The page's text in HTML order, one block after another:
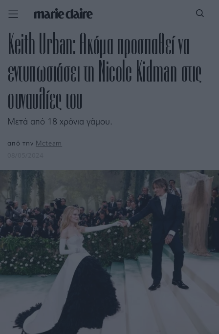
Keith Urban: Ακόμα προσπαθεί να
εντυπωσιάσει τη Nicole Kidman στις
συναυλίες του
Μετά από 18 χρόνια γάμου.
από την Mcteam